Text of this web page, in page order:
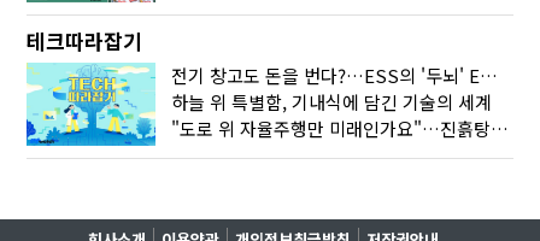
테크따라잡기
전기 창고도 돈을 번다?…ESS의 '두뇌' EMO가 뭐길래
하늘 위 특별함, 기내식에 담긴 기술의 세계
"도로 위 자율주행만 미래인가요"…진흙탕서 길 내는 HD현대 AI 기술